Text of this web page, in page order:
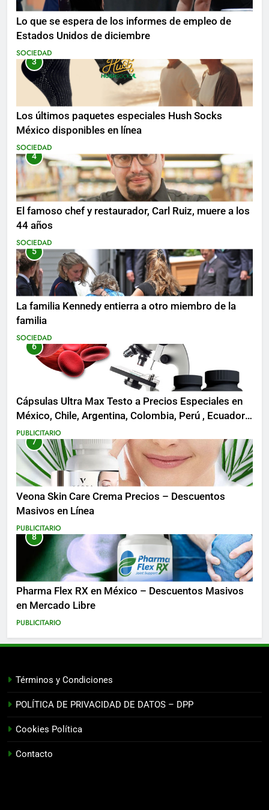
Lo que se espera de los informes de empleo de
Estados Unidos de diciembre
SOCIEDAD
3
Los últimos paquetes especiales Hush Socks
México disponibles en línea
SOCIEDAD
4
El famoso chef y restaurador, Carl Ruiz, muere a los
44 años
SOCIEDAD
5
La familia Kennedy entierra a otro miembro de la
familia
SOCIEDAD
6
Cápsulas Ultra Max Testo a Precios Especiales en
México, Chile, Argentina, Colombia, Perú , Ecuador,
Costa Rica y Más
PUBLICITARIO
7
Veona Skin Care Crema Precios – Descuentos
Masivos en Línea
PUBLICITARIO
8
Pharma Flex RX en México – Descuentos Masivos
en Mercado Libre
PUBLICITARIO
Términos y Condiciones
POLÍTICA DE PRIVACIDAD DE DATOS – DPP
Cookies Política
Contacto